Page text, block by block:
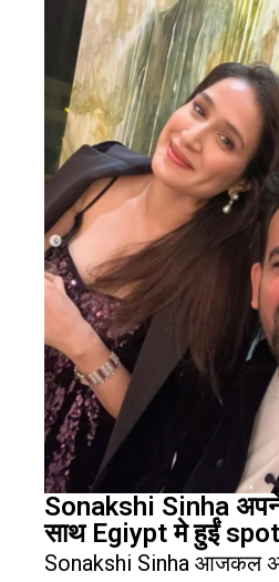
Sonakshi Sinha
साथ Egiypt मे हुईं
Sonakshi Sinha आजकल